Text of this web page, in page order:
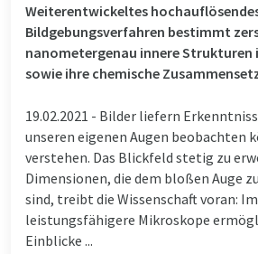
Weiterentwickeltes
Bildgebungsverfahren bestimmt
nanometergenau innere Strukturen
sowie ihre chemische
19.02.2021 - Bilder liefern
unseren eigenen Augen beobachten
verstehen. Das Blickfeld stetig zu
Dimensionen, die dem bloßen Auge
sind, treibt die Wissenschaft voran:
leistungsfähigere Mikroskope
Einblicke ...